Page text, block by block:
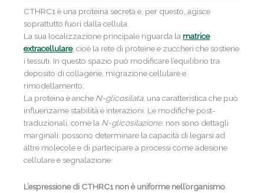
CTHRC1 è una proteina secreta e, per questo, agisce
soprattutto fuori dalla cellula.
La sua localizzazione principale riguarda la matrice
extracellulare, cioè la rete di proteine e zuccheri che sostiene
i tessuti. In questo spazio può modificare l’equilibrio tra
deposito di collagene, migrazione cellulare e
rimodellamento.
La proteina è anche N-glicosilata, una caratteristica che può
influenzarne stabilità e interazioni. Le modifiche post-
traduzionali, come la N-glicosilazione, non sono dettagli
marginali: possono determinare la capacità di legarsi ad
altre molecole e di partecipare a processi come adesione
cellulare e segnalazione.
L’espressione di CTHRC1 non è uniforme nell’organismo